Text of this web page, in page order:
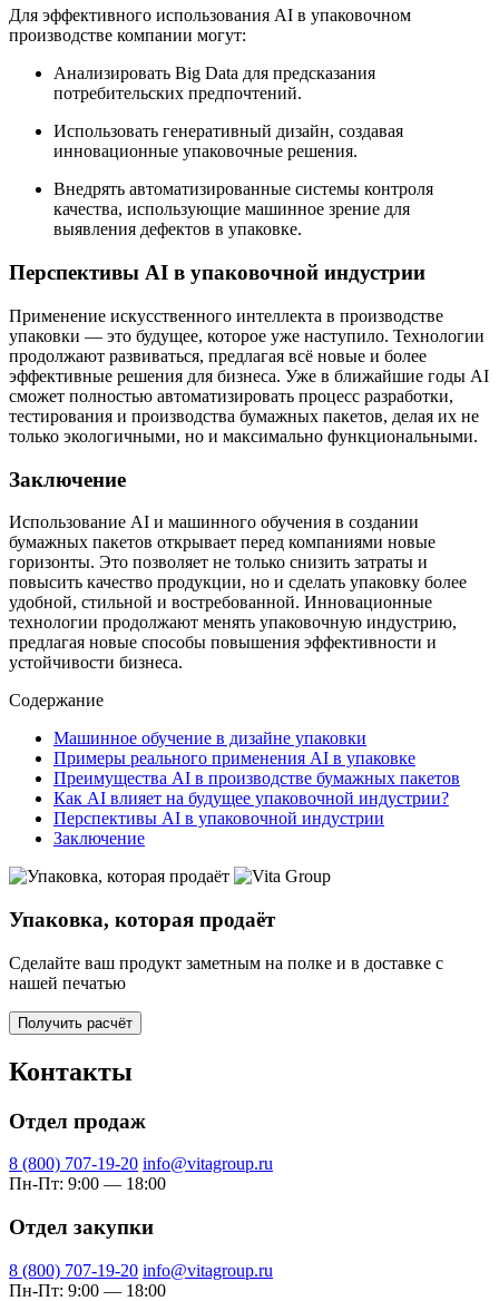
Для эффективного использования AI в упаковочном
производстве компании могут:
Анализировать Big Data для предсказания
потребительских предпочтений.
Использовать генеративный дизайн, создавая
инновационные упаковочные решения.
Внедрять автоматизированные системы контроля
качества, использующие машинное зрение для
выявления дефектов в упаковке.
Перспективы AI в упаковочной индустрии
Применение искусственного интеллекта в производстве
упаковки — это будущее, которое уже наступило. Технологии
продолжают развиваться, предлагая всё новые и более
эффективные решения для бизнеса. Уже в ближайшие годы AI
сможет полностью автоматизировать процесс разработки,
тестирования и производства бумажных пакетов, делая их не
только экологичными, но и максимально функциональными.
Заключение
Использование AI и машинного обучения в создании
бумажных пакетов открывает перед компаниями новые
горизонты. Это позволяет не только снизить затраты и
повысить качество продукции, но и сделать упаковку более
удобной, стильной и востребованной. Инновационные
технологии продолжают менять упаковочную индустрию,
предлагая новые способы повышения эффективности и
устойчивости бизнеса.
Содержание
Машинное обучение в дизайне упаковки
Примеры реального применения AI в упаковке
Преимущества AI в производстве бумажных пакетов
Как AI влияет на будущее упаковочной индустрии?
Перспективы AI в упаковочной индустрии
Заключение
Упаковка, которая продаёт
Сделайте ваш продукт заметным на полке и в доставке с
нашей печатью
Получить расчёт
Контакты
Отдел продаж
8 (800) 707-19-20 info@vitagroup.ru
Пн-Пт: 9:00 — 18:00
Отдел закупки
8 (800) 707-19-20 info@vitagroup.ru
Пн-Пт: 9:00 — 18:00